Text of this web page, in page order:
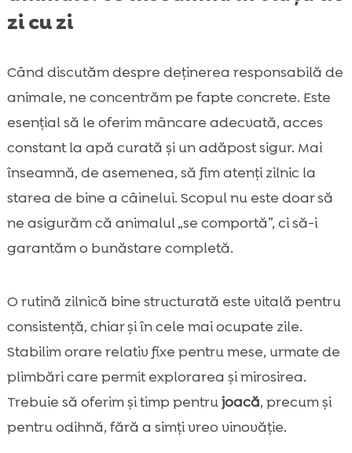
zi cu zi
Când discutăm despre deținerea responsabilă de
animale, ne concentrăm pe fapte concrete. Este
esențial să le oferim mâncare adecvată, acces
constant la apă curată și un adăpost sigur. Mai
înseamnă, de asemenea, să fim atenți zilnic la
starea de bine a câinelui. Scopul nu este doar să
ne asigurăm că animalul „se comportă”, ci să-i
garantăm o bunăstare completă.
O rutină zilnică bine structurată este vitală pentru
consistență, chiar și în cele mai ocupate zile.
Stabilim orare relativ fixe pentru mese, urmate de
plimbări care permit explorarea și mirosirea.
Trebuie să oferim și timp pentrujoacă, precum și
pentru odihnă, fără a simți vreo vinovăție.